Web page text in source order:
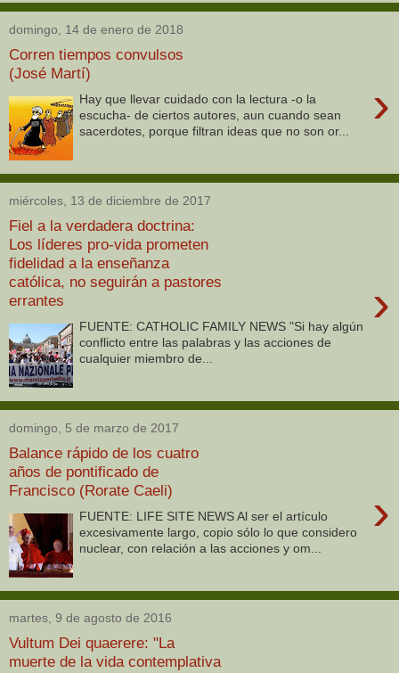
domingo, 14 de enero de 2018
Corren tiempos convulsos
(José Martí)
›
Hay que llevar cuidado con la lectura -o la
escucha- de ciertos autores, aun cuando sean
sacerdotes, porque filtran ideas que no son or...
miércoles, 13 de diciembre de 2017
Fiel a la verdadera doctrina:
Los líderes pro-vida prometen
fidelidad a la enseñanza
católica, no seguirán a pastores
errantes
›
FUENTE: CATHOLIC FAMILY NEWS "Si hay algún
conflicto entre las palabras y las acciones de
cualquier miembro de...
domingo, 5 de marzo de 2017
Balance rápido de los cuatro
años de pontificado de
Francisco (Rorate Caeli)
›
FUENTE: LIFE SITE NEWS Al ser el artículo
excesivamente largo, copio sólo lo que considero
nuclear, con relación a las acciones y om...
martes, 9 de agosto de 2016
Vultum Dei quaerere: "La
muerte de la vida contemplativa